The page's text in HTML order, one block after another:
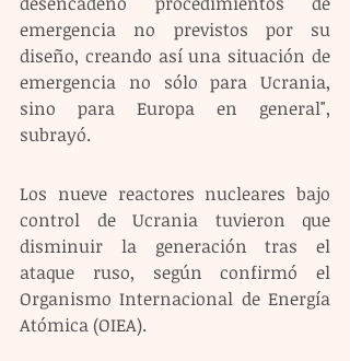
emergencia no previstos por su
diseño, creando así una situación de
emergencia no sólo para Ucrania,
sino para Europa en general",
subrayó.
Los nueve reactores nucleares bajo
control de Ucrania tuvieron que
disminuir la generación tras el
ataque ruso, según confirmó el
Organismo Internacional de Energía
Atómica (OIEA).